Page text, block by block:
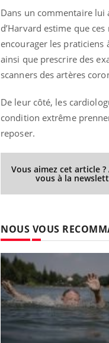
Dans un commentaire lui
d’Harvard estime que
encourager les praticiens
ainsi que prescrire des
scanners des artères
De leur côté, les
condition extrême
reposer.
Vous aimez cet article ?
vous à la
NOUS VOUS